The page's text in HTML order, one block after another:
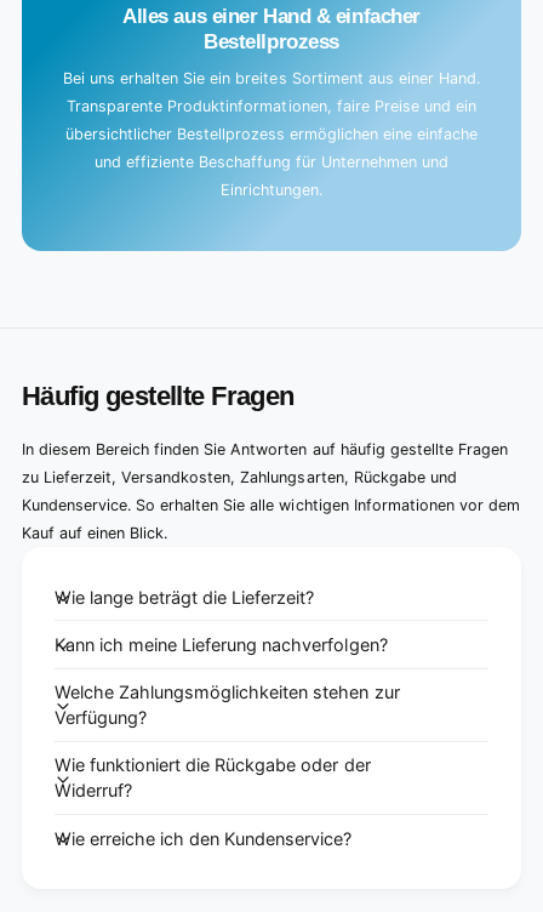
Alles aus einer Hand & einfacher
Bestellprozess
Bei uns erhalten Sie ein breites Sortiment aus einer Hand.
Transparente Produktinformationen, faire Preise und ein
übersichtlicher Bestellprozess ermöglichen eine einfache
und effiziente Beschaffung für Unternehmen und
Einrichtungen.
Häufig gestellte Fragen
In diesem Bereich finden Sie Antworten auf häufig gestellte Fragen
zu Lieferzeit, Versandkosten, Zahlungsarten, Rückgabe und
Kundenservice. So erhalten Sie alle wichtigen Informationen vor dem
Kauf auf einen Blick.
Wie lange beträgt die Lieferzeit?
Kann ich meine Lieferung nachverfolgen?
Welche Zahlungsmöglichkeiten stehen zur
Verfügung?
Wie funktioniert die Rückgabe oder der
Widerruf?
Wie erreiche ich den Kundenservice?